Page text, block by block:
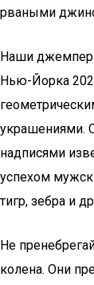
рваными
Наши
Нью-Йорка
украшениями.
надписями
успехом
тигр, зебра и
Не
колена. Они